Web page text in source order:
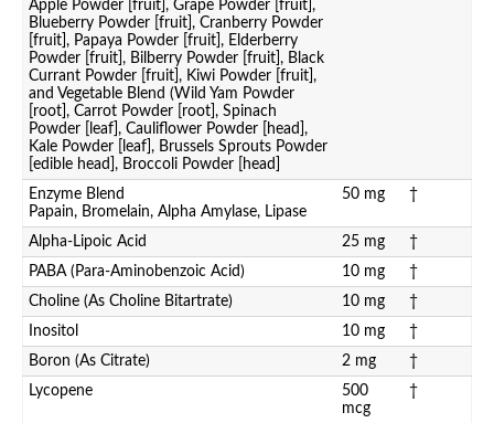
Apple Powder [fruit], Grape Powder [fruit],
Blueberry Powder [fruit], Cranberry Powder
[fruit], Papaya Powder [fruit], Elderberry
Powder [fruit], Bilberry Powder [fruit], Black
Currant Powder [fruit], Kiwi Powder [fruit],
and Vegetable Blend (Wild Yam Powder
[root], Carrot Powder [root], Spinach
Powder [leaf], Cauliflower Powder [head],
Kale Powder [leaf], Brussels Sprouts Powder
[edible head], Broccoli Powder [head]
Enzyme Blend
Papain, Bromelain, Alpha Amylase, Lipase
50 mg †
Alpha-Lipoic Acid 25 mg
†
PABA (Para-Aminobenzoic Acid)
10 mg
†
Choline (As Choline Bitartrate)
10 mg
†
Inositol
10 mg
†
Boron (As Citrate)
2 mg
†
Lycopene
500
mcg
†